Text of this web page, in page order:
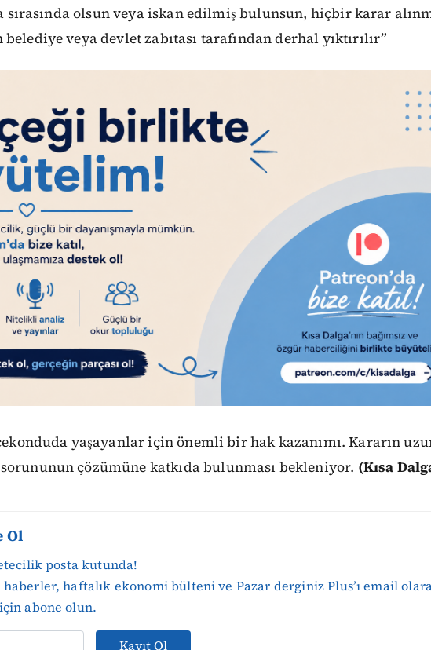
sırasında olsun veya iskan edilmiş bulunsun, hiçbir karar
veya devlet zabıtası tarafından derhal yıktırılır”
yaşayanlar için önemli bir hak kazanımı. Kararın
çözümüne katkıda bulunması bekleniyor. (Kısa
Ol
posta kutunda!
haberler, haftalık ekonomi bülteni ve Pazar derginiz Plus’ı email
abone olun.
Kayıt Ol